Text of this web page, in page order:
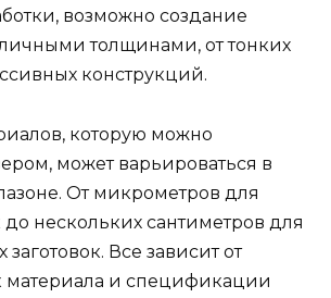
возможно создание
толщинами, от тонких
конструкций.
которую можно
может варьироваться в
От микрометров для
нескольких сантиметров для
Все зависит от
материала и спецификации